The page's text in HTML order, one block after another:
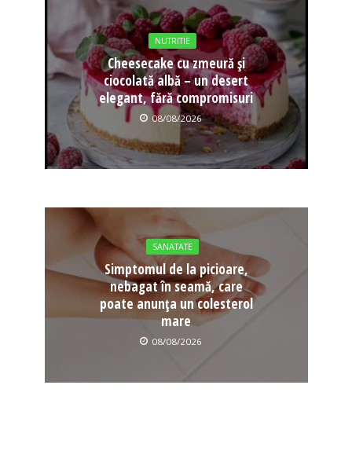
NUTRITIE
Cheesecake cu zmeură și
ciocolată albă – un desert
elegant, fără compromisuri
08/08/2026
SANATATE
Simptomul de la picioare,
nebagat în seamă, care
poate anunța un colesterol
mare
08/08/2026